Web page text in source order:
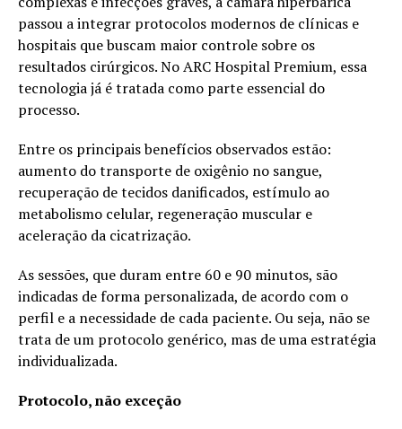
passou a integrar protocolos modernos de clínicas e
hospitais que buscam maior controle sobre os
resultados cirúrgicos. No ARC Hospital Premium, essa
tecnologia já é tratada como parte essencial do
processo.
Entre os principais benefícios observados estão:
aumento do transporte de oxigênio no sangue,
recuperação de tecidos danificados, estímulo ao
metabolismo celular, regeneração muscular e
aceleração da cicatrização.
As sessões, que duram entre 60 e 90 minutos, são
indicadas de forma personalizada, de acordo com o
perfil e a necessidade de cada paciente. Ou seja, não se
trata de um protocolo genérico, mas de uma estratégia
individualizada.
Protocolo, não exceção